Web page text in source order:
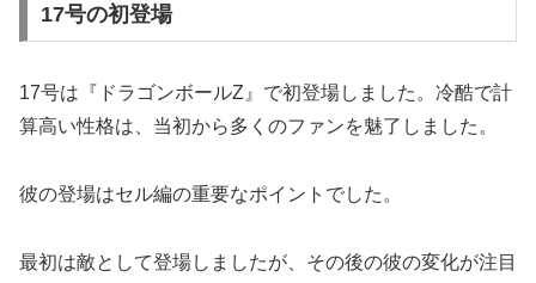
17号の初登場
17号は『ドラゴンボールZ』で初登場しました。冷酷で計
算高い性格は、当初から多くのファンを魅了しました。
彼の登場はセル編の重要なポイントでした。
最初は敵として登場しましたが、その後の彼の変化が注目